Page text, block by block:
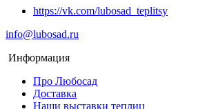
https://vk.com/lubosad_teplitsy
info@lubosad.ru
Информация
Про Любосад
Доставка
Наши выставки теплиц